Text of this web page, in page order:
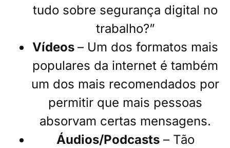
tudo sobre segurança digital no
trabalho?”
Vídeos – Um dos formatos mais
populares da internet é também
um dos mais recomendados por
permitir que mais pessoas
absorvam certas mensagens.
Áudios/Podcasts– Tão